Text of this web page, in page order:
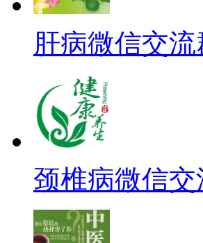
肝病微信交流
颈椎病微信交